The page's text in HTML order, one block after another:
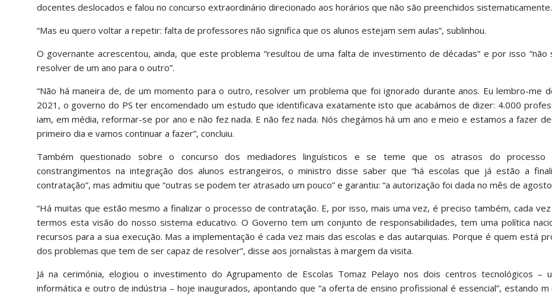
docentes deslocados e falou no concurso extraordinário direcionado aos horários que não são preenchidos sistematicamente.
“Mas eu quero voltar a repetir: falta de professores não significa que os alunos estejam sem aulas”, sublinhou.
O governante acrescentou, ainda, que este problema “resultou de uma falta de investimento de décadas” e por isso “não
resolver de um ano para o outro”.
“Não há maneira de, de um momento para o outro, resolver um problema que foi ignorado durante anos. Eu lembro-me
2021, o governo do PS ter encomendado um estudo que identificava exatamente isto que acabámos de dizer: 4.000
iam, em média, reformar-se por ano e não fez nada. E não fez nada. Nós chegámos há um ano e meio e estamos a fazer
primeiro dia e vamos continuar a fazer”, concluiu.
Também questionado sobre o concurso dos mediadores linguísticos e se teme que os atrasos do processo
constrangimentos na integração dos alunos estrangeiros, o ministro disse saber que “há escolas que já estão a
contratação”, mas admitiu que “outras se podem ter atrasado um pouco” e garantiu: “a autorização foi dada no mês de
“Há muitas que estão mesmo a finalizar o processo de contratação. E, por isso, mais uma vez, é preciso também, cada vez
termos esta visão do nosso sistema educativo. O Governo tem um conjunto de responsabilidades, tem uma política
recursos para a sua execução. Mas a implementação é cada vez mais das escolas e das autarquias. Porque é quem está
dos problemas que tem de ser capaz de resolver”, disse aos jornalistas à margem da visita.
Já na cerimónia, elogiou o investimento do Agrupamento de Escolas Tomaz Pelayo nos dois centros tecnológicos –
informática e outro de indústria – hoje inaugurados, apontando que “a oferta de ensino profissional é essencial”, estando m